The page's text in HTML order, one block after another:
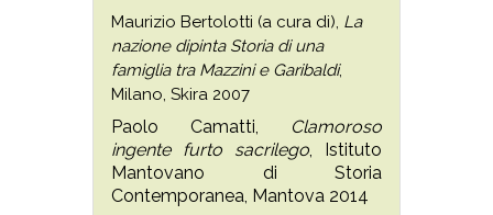
Maurizio Bertolotti (a cura di), La
nazione dipinta Storia di una
famiglia tra Mazzini e Garibaldi,
Milano, Skira 2007
Paolo Camatti,
Clamoroso
ingente furto sacrilego , Istituto
Mantovano di Storia
Contemporanea, Mantova 2014